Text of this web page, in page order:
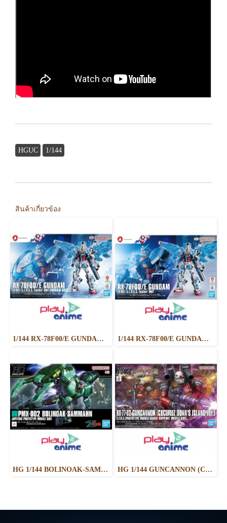
HGUC 1/144
สินค้าเกี่ยวข้อง
1/144 RX-78F00/E GUNDAM (EX-001 G.L.R.S.S. Feather UNIT) CHEMICAL RECYCLE Ver. 1/144 RX-78F00/E GUNDAM （EX-001 G.L.R.S.S. Feather UNIT）
HG 1/144 BOLINOAK-SAMMAHN HG 1/144 GUNCANNON (CUCURUZ DOAN’S ISLAND VER.)